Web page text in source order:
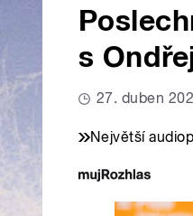
s
27. duben
Největší